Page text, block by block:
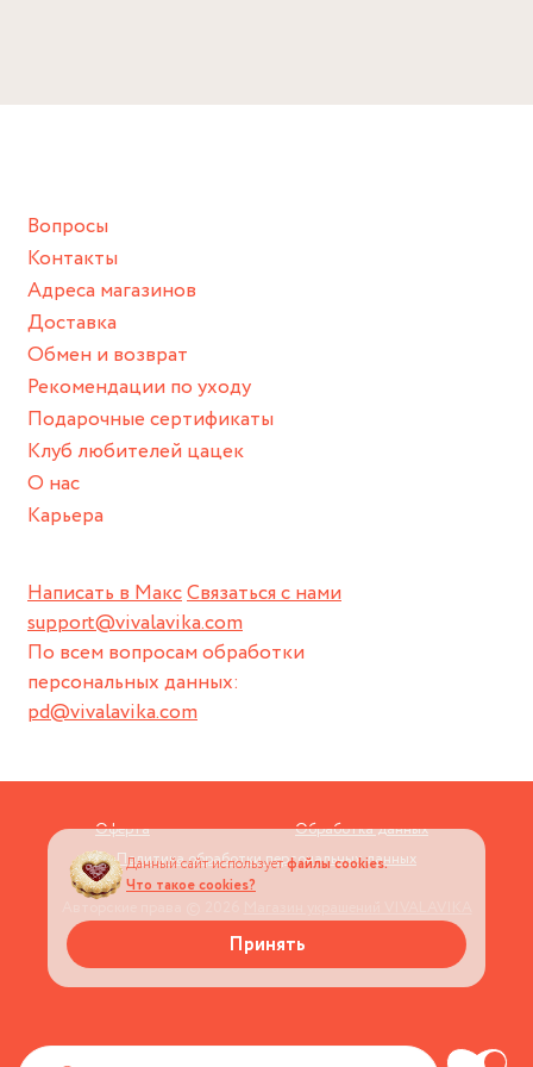
Снимайте ваше украшение перед купанием (и в море, и в
спортивный инвентарь).
Храните изделие в сухом месте.
Для надежного хранения мы доставляем все изделия в
нашей фирменной коробке или упаковке бренда.
Пожалуйста, используйте эту упаковку для хранения,
пока не носите украшение на себе.
Написать в МаксСвязаться с нами
support@vivalavika.com
По всем вопросам обработки
персональных данных:
pd@vivalavika.com
Вопросы
Контакты
Адреса магазинов
Доставка
Обмен и возврат
Рекомендации по уходу
Подарочные сертификаты
Клуб любителей цацек
О нас
Карьера
Оферта
Обработка данных
Политика обработки персональных данных
Данный сайт используетфайлы cookies.
Что такое cookies?
Принять